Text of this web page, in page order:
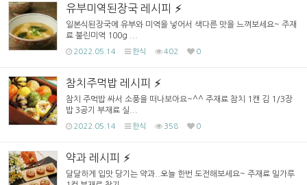
유부미역된장국 레시피
일본식된장국에 유부와 미역을 넣어서 색다른 맛을 느껴보세요~ 주재
료 불린미역 100g ...
2022.05.14 한식 402 0
참치주먹밥 레시피
참치 주먹밥 싸서 소풍을 떠나보아요~^^ 주재료 참치 1캔 김 1/3장
밥 3공기 부재료 실...
2022.05.14 한식 358 0
약과 레시피
달달하게 입맛 당기는 약과..오늘 한번 도전해보세요~ 주재료 밀가루